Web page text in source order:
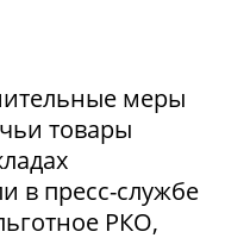
меры
товары
в пресс-службе
РКО,